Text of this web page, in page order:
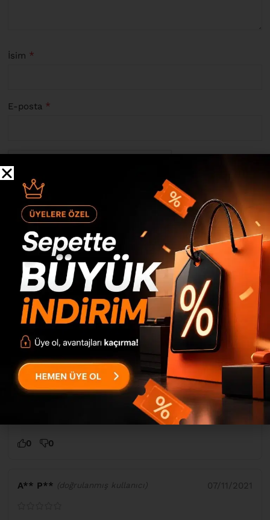
Style Bar Masası Mutfak Yemek Masası Beton-Taş ST1-GT
için 31 değerlendirme
Yalnızca resimlerle
E** A** Ç** (doğrulanmış kullanıcı) 07/02/2022
Daha fazla yıldızı hak ediyor gerçekten paketleme ve
ürün malzeme kalitesi çok güzel renk harika alın
0 0
A** P** (doğrulanmış kullanıcı) 07/11/2021
İsim *
E-posta *
Yorumunuza fotoğraf ekleyebilmek için giriş yapmanız
gerekmektedir.